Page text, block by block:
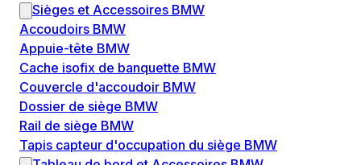
Sièges et Accessoires BMW
Accoudoirs BMW
Appuie-tête BMW
Cache isofix de banquette BMW
Couvercle d'accoudoir BMW
Dossier de siège BMW
Rail de siège BMW
Tapis capteur d'occupation du siège BMW